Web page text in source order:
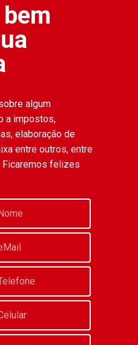
algum
a impostos,
elaboração de
entre outros, entre
Ficaremos felizes